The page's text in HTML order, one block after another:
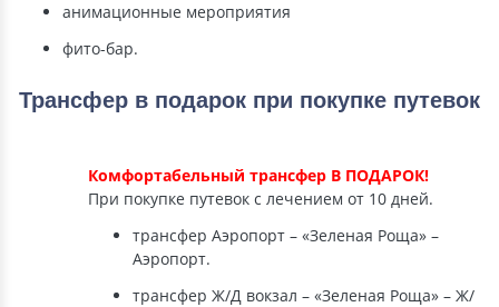
анимационные мероприятия
фито-бар.
Трансфер в подарок при покупке путевок
Комфортабельный трансфер В ПОДАРОК!
При покупке путевок с лечением от 10 дней.
трансфер Аэропорт – «Зеленая Роща» –
Аэропорт.
трансфер Ж/Д вокзал – «Зеленая Роща» – Ж/